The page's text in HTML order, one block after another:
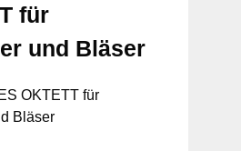
für
und Bläser
OKTETT für
Bläser